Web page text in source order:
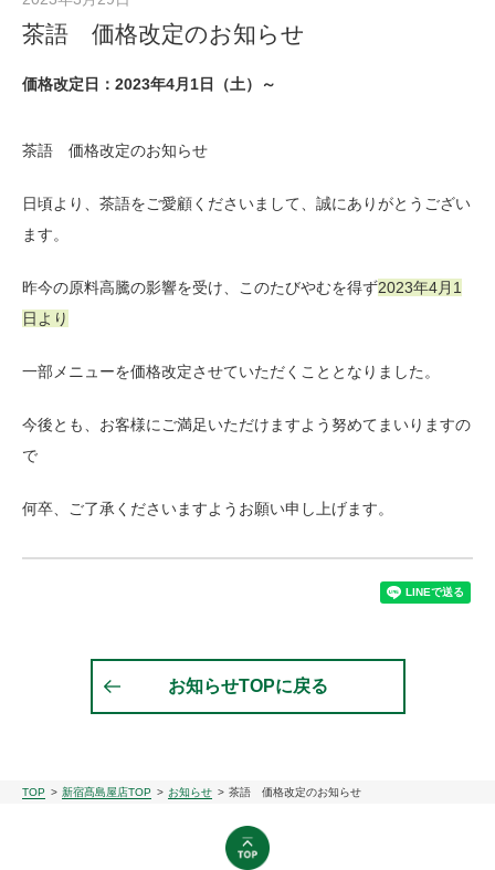
茶語 価格改定のお知らせ
価格改定日：2023年4月1日（土）～
茶語 価格改定のお知らせ
日頃より、茶語をご愛顧くださいまして、誠にありがとうござい
ます。
昨今の原料高騰の影響を受け、このたびやむを得ず2023年4月1
日より
一部メニューを価格改定させていただくこととなりました。
今後とも、お客様にご満足いただけますよう努めてまいりますの
で
何卒、ご了承くださいますようお願い申し上げます。
お知らせTOPに戻る
TOP 新宿髙島屋店TOP お知らせ 茶語 価格改定のお知らせ